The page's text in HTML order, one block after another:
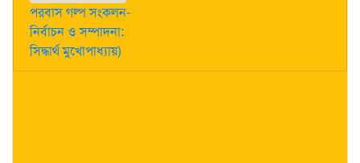
পরবাস গল্প সংকলন-
নির্বাচন ও সম্পাদনা:
সিদ্ধার্থ মুখোপাধ্যায়)